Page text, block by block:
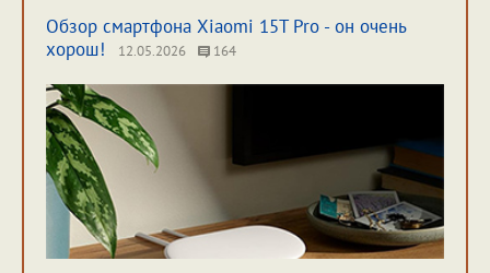
Обзор смартфона Xiaomi 15T Pro - он очень
хорош!
12.05.2026 164